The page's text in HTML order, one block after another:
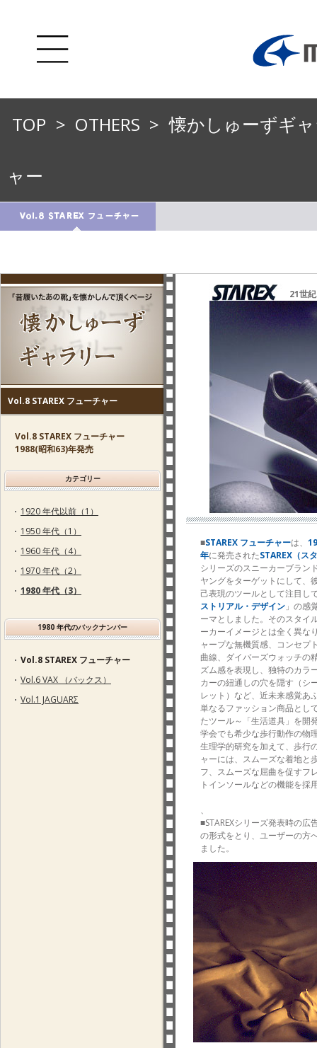
TOP > OTHERS > 懐かしゅーずギ
ャー
Vol.8 STAREX フューチャー
Vol.8 STAREX フューチャー
1988(昭和63)年発売
カテゴリー
1920 年代以前（1）
1950 年代（1）
1960 年代（4）
1970 年代（2）
1980 年代（3）
1980 年代のバックナンバー
Vol.8 STAREX フューチャー
Vol.6 VAX （バックス）
Vol.1 JAGUARΣ
21世
■STAREX フューチャーは、
年に発売されたSTAREX（ス
シリーズのスニーカーブラン
ヤングをターゲットにして、
己表現のツールとして注目し
ストリアル・デザイン 」の感
ーマとしました。そのスタイ
ーカーイメージとは全く異な
ャープな無機質感、コンセプ
曲線、ダイバーズウォッチの
ズム感を表現し、独特のカラ
カーの紐通しの穴を隠す（シ
レット）など、近未来感覚あ
単なるファッション商品とし
たツール～「生活道具」を開
学会でも希少な歩行動作の物
生理学的研究を加えて、歩行
ャーには、スムーズな着地と
フ、スムーズな屈曲を促すフ
トインソールなどの機能を採
、
■STAREXシリーズ発表時の
の形式をとり、ユーザーの方
ました。